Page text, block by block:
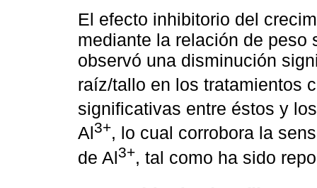
El efecto inhibitorio del
mediante la relación de peso
observó una disminución
raíz/tallo en los tratamientos
significativas entre éstos y
Al3+, lo cual corrobora la
de Al3+, tal como ha sido